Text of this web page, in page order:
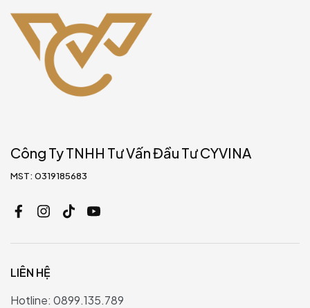
Công Ty TNHH Tư Vấn Đầu Tư CYVINA
MST: 0319185683
LIÊN HỆ
Hotline: 0899.135.789